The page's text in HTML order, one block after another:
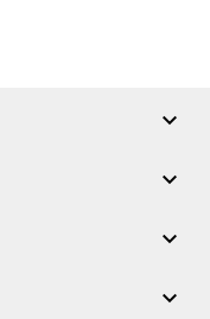



